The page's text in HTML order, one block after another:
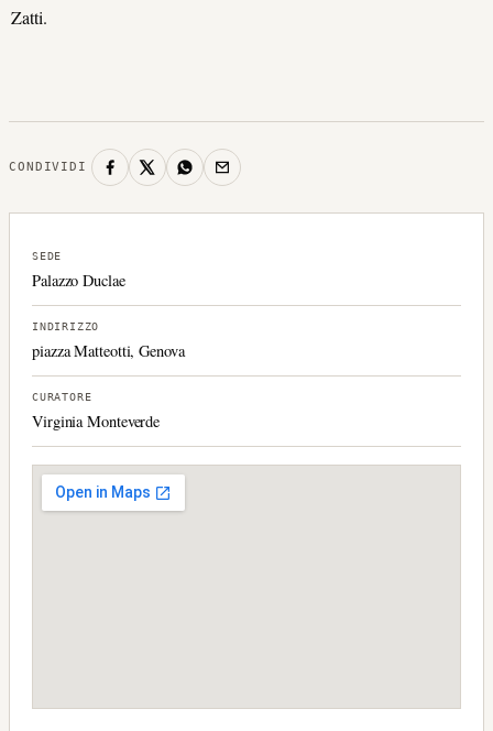
Zatti.
CONDIVIDI
SEDE
Palazzo Duclae
INDIRIZZO
piazza Matteotti, Genova
CURATORE
Virginia Monteverde